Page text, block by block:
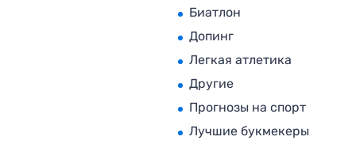
Биатлон
Допинг
Легкая атлетика
Другие
Прогнозы на спорт
Лучшие букмекеры